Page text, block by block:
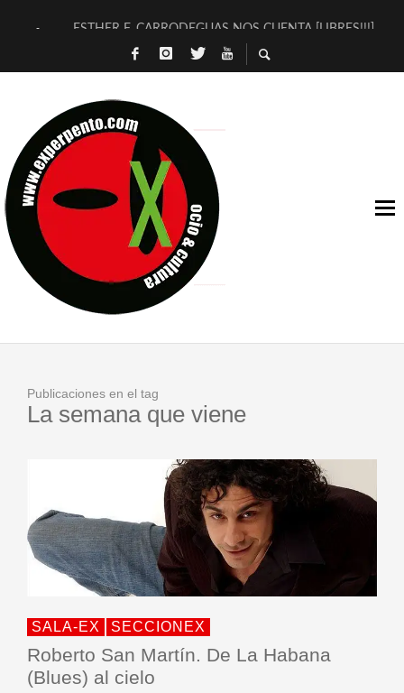
ESTHER F. CARRODEGUAS NOS CUENTA [LIBRES!!!]
[TERRA DE GUAPES] DE SANDRA MONFORT
TIMBRE 4, LA ESCUELA DEL DIRECTOR TEATRAL CLAUDIO
30 AÑOS (NO ES NADA) DE LA KATARSIS DEL TOMATAZO
MILITARES JUDÍAS EN #EXVITA
D’BALDOMEROS REINVENTAN [BITÁCORA 3.0] EN EXVITA
MARSHALL FLASH PRESENTA EN EXVITA [RELATIVA
JOFRE BARDAGÍ EN EXVITA INTERPRETANDO A SERRAT
Publicaciones en el tag
La semana que viene
SALA-EX SECCIONEX
Roberto San Martín. De La Habana
(Blues) al cielo